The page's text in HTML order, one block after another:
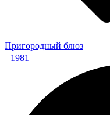
Пригородный блюз
1981